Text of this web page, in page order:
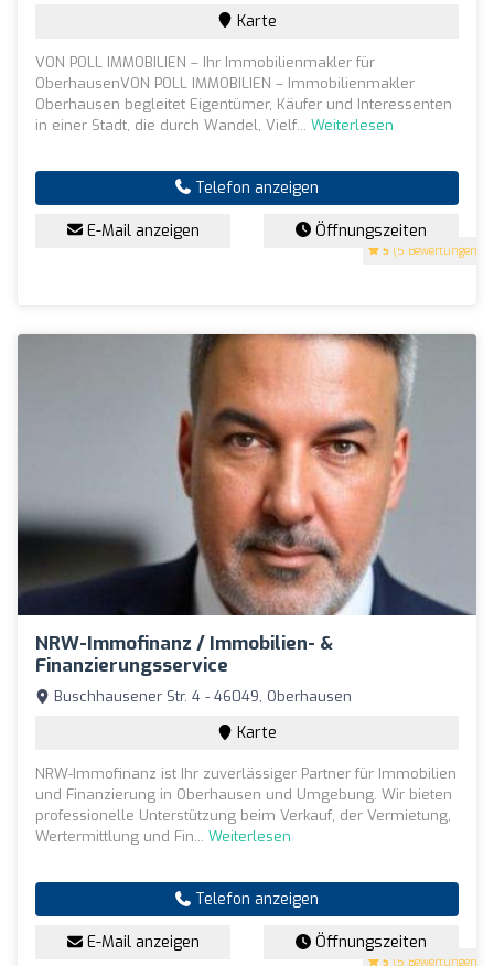
5 (5 Bewertungen)
Karte
VON POLL IMMOBILIEN – Ihr Immobilienmakler für
OberhausenVON POLL IMMOBILIEN – Immobilienmakler
Oberhausen begleitet Eigentümer, Käufer und Interessenten
in einer Stadt, die durch Wandel, Vielf... Weiterlesen
Telefon anzeigen
E-Mail anzeigen Öffnungszeiten
NRW-Immofinanz / Immobilien- &
Finanzierungsservice
5 (5 Bewertungen)
Buschhausener Str. 4 - 46049, Oberhausen
Karte
NRW-Immofinanz ist Ihr zuverlässiger Partner für Immobilien
und Finanzierung in Oberhausen und Umgebung. Wir bieten
professionelle Unterstützung beim Verkauf, der Vermietung,
Wertermittlung und Fin... Weiterlesen
Telefon anzeigen
E-Mail anzeigen Öffnungszeiten